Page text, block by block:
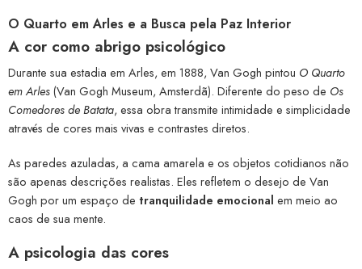
O Quarto em Arles e a Busca pela Paz Interior
A cor como abrigo psicológico
Durante sua estadia em Arles, em 1888, Van Gogh pintou O Quarto
em Arles(Van Gogh Museum, Amsterdã). Diferente do peso de Os
Comedores de Batata, essa obra transmite intimidade e simplicidade
através de cores mais vivas e contrastes diretos.
As paredes azuladas, a cama amarela e os objetos cotidianos não
são apenas descrições realistas. Eles refletem o desejo de Van
Gogh por um espaço de tranquilidade emocional em meio ao
caos de sua mente.
A psicologia das cores